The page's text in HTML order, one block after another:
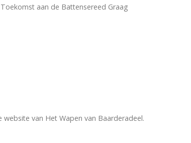
aan de Battensereed Graag
van Het Wapen van Baarderadeel.